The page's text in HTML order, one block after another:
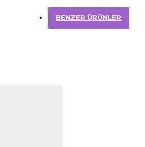
BENZER ÜRÜNLER